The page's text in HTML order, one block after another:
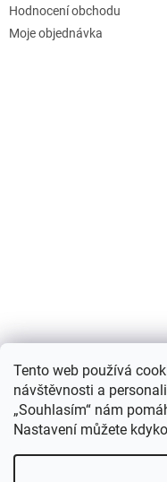
Tento web používá
návštěvnosti a
„Souhlasím“ nám
Nastavení můžete
Hodnocení obchodu
Moje objednávka